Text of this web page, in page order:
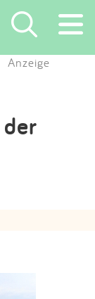
×
Anzeige